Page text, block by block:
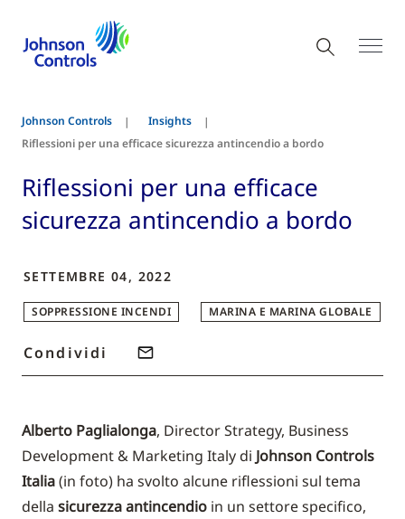
Johnson Controls
Insights
Riflessioni per una efficace sicurezza antincendio a bordo
Riflessioni per una efficace
sicurezza antincendio a bordo
SETTEMBRE 04, 2022
SOPPRESSIONE INCENDI MARINA E MARINA GLOBALE
Condividi
Alberto Paglialonga, Director Strategy, Business
Development & Marketing Italy di Johnson Controls
Italia(in foto) ha svolto alcune riflessioni sul tema
della sicurezza antincendio in un settore specifico,